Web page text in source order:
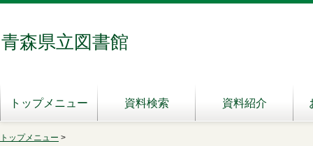
青森県立図書館
トップメニュー 資料検索 資料紹介
トップメニュー >